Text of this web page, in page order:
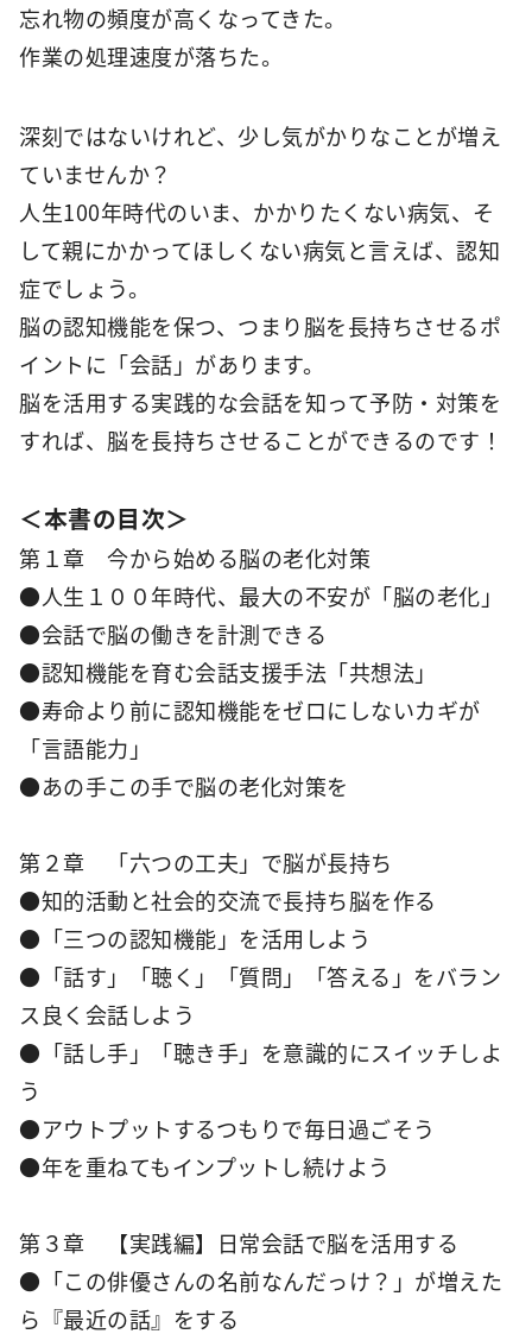
忘れ物の頻度が高くなってきた。
作業の処理速度が落ちた。
深刻ではないけれど、少し気がかりなことが増え
ていませんか？
人生100年時代のいま、かかりたくない病気、そ
して親にかかってほしくない病気と言えば、認知
症でしょう。
脳の認知機能を保つ、つまり脳を長持ちさせるポ
イントに「会話」があります。
脳を活用する実践的な会話を知って予防・対策を
すれば、脳を長持ちさせることができるのです！
＜本書の目次＞
第１章 今から始める脳の老化対策
●人生１００年時代、最大の不安が「脳の老化」
●会話で脳の働きを計測できる
●認知機能を育む会話支援手法「共想法」
●寿命より前に認知機能をゼロにしないカギが
「言語能力」
●あの手この手で脳の老化対策を
第２章 「六つの工夫」で脳が長持ち
●知的活動と社会的交流で長持ち脳を作る
●「三つの認知機能」を活用しよう
●「話す」「聴く」「質問」「答える」をバラン
ス良く会話しよう
●「話し手」「聴き手」を意識的にスイッチしよ
う
●アウトプットするつもりで毎日過ごそう
●年を重ねてもインプットし続けよう
第３章 【実践編】日常会話で脳を活用する
●「この俳優さんの名前なんだっけ？」が増えた
ら『最近の話』をする